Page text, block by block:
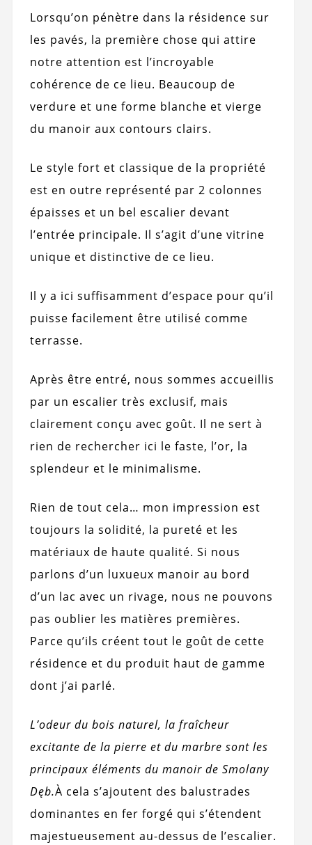
Lorsqu’on pénètre dans la résidence sur
les pavés, la première chose qui attire
notre attention est l’incroyable
cohérence de ce lieu. Beaucoup de
verdure et une forme blanche et vierge
du manoir aux contours clairs.
Le style fort et classique de la propriété
est en outre représenté par 2 colonnes
épaisses et un bel escalier devant
l’entrée principale. Il s’agit d’une vitrine
unique et distinctive de ce lieu.
Il y a ici suffisamment d’espace pour qu’il
puisse facilement être utilisé comme
terrasse.
Après être entré, nous sommes accueillis
par un escalier très exclusif, mais
clairement conçu avec goût. Il ne sert à
rien de rechercher ici le faste, l’or, la
splendeur et le minimalisme.
Rien de tout cela… mon impression est
toujours la solidité, la pureté et les
matériaux de haute qualité. Si nous
parlons d’un luxueux manoir au bord
d’un lac avec un rivage, nous ne pouvons
pas oublier les matières premières.
Parce qu’ils créent tout le goût de cette
résidence et du produit haut de gamme
dont j’ai parlé.
L’odeur du bois naturel, la fraîcheur
excitante de la pierre et du marbre sont les
principaux éléments du manoir de Smolany
Dęb.À cela s’ajoutent des balustrades
dominantes en fer forgé qui s’étendent
majestueusement au-dessus de l’escalier.